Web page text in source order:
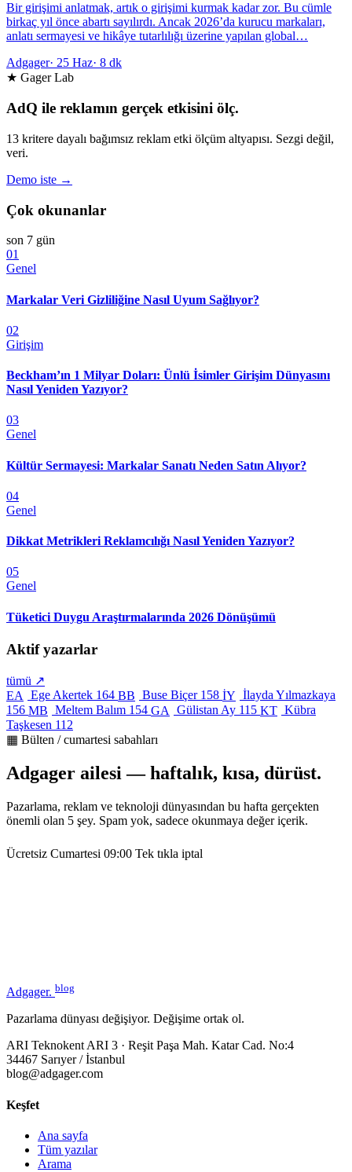
Bir girişimi anlatmak, artık o girişimi kurmak kadar zor. Bu cümle
birkaç yıl önce abartı sayılırdı. Ancak 2026’da kurucu markaları,
anlatı sermayesi ve hikâye tutarlılığı üzerine yapılan global…
Adgager· 25 Haz· 8 dk
★ Gager Lab
AdQ ile reklamın gerçek etkisini ölç.
13 kritere dayalı bağımsız reklam etki ölçüm altyapısı. Sezgi değil,
veri.
Demo iste →
Çok okunanlar
son 7 gün
01
Genel
Markalar Veri Gizliliğine Nasıl Uyum Sağlıyor?
02
Girişim
Beckham’ın 1 Milyar Doları: Ünlü İsimler Girişim Dünyasını
Nasıl Yeniden Yazıyor?
03
Genel
Kültür Sermayesi: Markalar Sanatı Neden Satın Alıyor?
04
Genel
Dikkat Metrikleri Reklamcılığı Nasıl Yeniden Yazıyor?
05
Genel
Tüketici Duygu Araştırmalarında 2026 Dönüşümü
Aktif yazarlar
tümü ↗
EA
Ege Akertek 164 BB Buse Biçer 158 İY İlayda Yılmazkaya
156 MB Meltem Balım 154 GA Gülistan Ay 115 KT Kübra
Taşkesen 112
▦ Bülten / cumartesi sabahları
Adgager ailesi — haftalık, kısa, dürüst.
Pazarlama, reklam ve teknoloji dünyasından bu hafta gerçekten
önemli olan 5 şey. Spam yok, sadece okunmaya değer içerik.
Ücretsiz Cumartesi 09:00 Tek tıkla iptal
Adgager. blog
Pazarlama dünyası değişiyor. Değişime ortak ol.
ARI Teknokent ARI 3 · Reşit Paşa Mah. Katar Cad. No:4
34467 Sarıyer / İstanbul
blog@adgager.com
Keşfet
Ana sayfa
Tüm yazılar
Arama